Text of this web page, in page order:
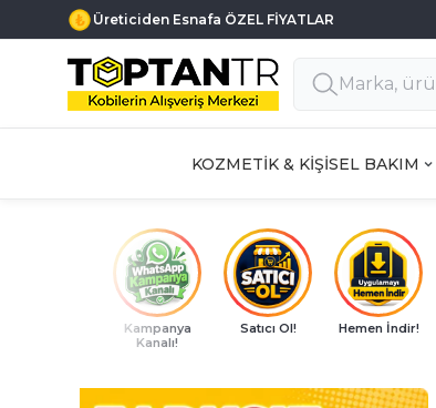
Haftanın 7 Günü MÜŞTERİ DESTEK
KOZMETİK & KİŞİSEL BAKIM
Kampanya
Kanalı!
Satıcı Ol! Hemen İndir!